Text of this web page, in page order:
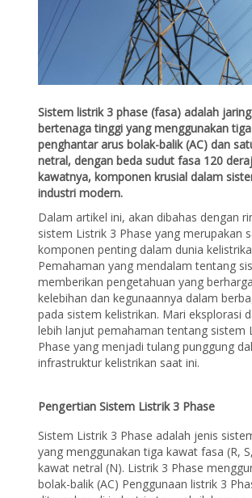
Sistem listrik 3 phase (fasa) adalah
bertenaga tinggi yang menggunakan
penghantar arus bolak-balik (AC) dan
netral, dengan beda sudut fasa 120
kawatnya, komponen krusial dalam
industri modern.
Dalam artikel ini, akan dibahas dengan
sistem Listrik 3 Phase yang merupakan
komponen penting dalam dunia
Pemahaman yang mendalam tentang
memberikan pengetahuan yang
kelebihan dan kegunaannya dalam
pada sistem kelistrikan. Mari eksplorasi
lebih lanjut pemahaman tentang sistem
Phase yang menjadi tulang punggung
infrastruktur kelistrikan saat ini.
Pengertian Sistem Listrik 3 Phase
Sistem Listrik 3 Phase adalah jenis
yang menggunakan tiga kawat fasa (R,
kawat netral (N). Listrik 3 Phase
bolak-balik (AC) Penggunaan listrik 3